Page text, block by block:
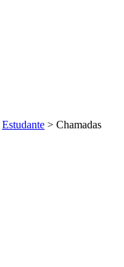
Estudante > Chamadas